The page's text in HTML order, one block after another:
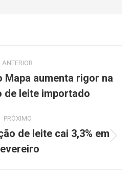
ANTERIOR
aumenta rigor na
de leite importado
PRÓXIMO
de leite cai 3,3% em